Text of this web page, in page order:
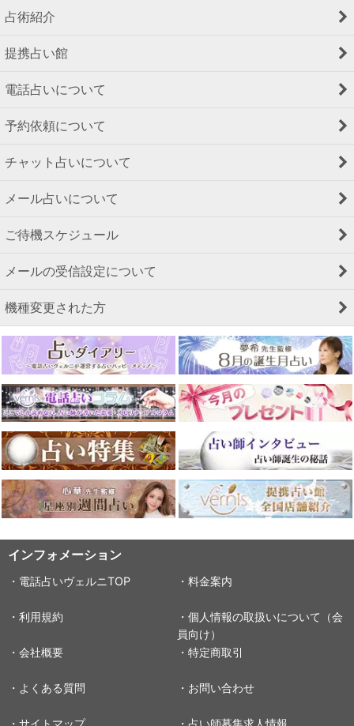
占術紹介
提携占い館
電話占いについて
予約依頼について
チャット占いについて
メール占いについて
ご待機スケジュール
メールの受信設定について
機種変更された方
インフォメーション
・電話占いヴェルニTOP ・料金案内
・利用規約
・個人情報の取扱いについて（会
員向け）
・会社概要
・特定商取引
・よくある質問 ・お問い合わせ
・サイトマップ ・占い師募集求人情報